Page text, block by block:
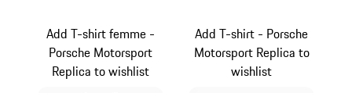
Add T-shirt femme -
Porsche Motorsport
Replica to wishlist
Add T-shirt - Porsche
Motorsport Replica to
wishlist